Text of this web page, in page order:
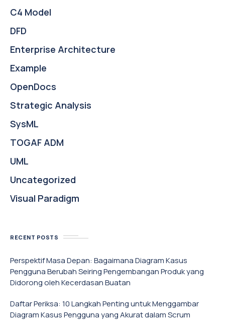
C4 Model
DFD
Enterprise Architecture
Example
OpenDocs
Strategic Analysis
SysML
TOGAF ADM
UML
Uncategorized
Visual Paradigm
RECENT POSTS
Perspektif Masa Depan: Bagaimana Diagram Kasus
Pengguna Berubah Seiring Pengembangan Produk yang
Didorong oleh Kecerdasan Buatan
Daftar Periksa: 10 Langkah Penting untuk Menggambar
Diagram Kasus Pengguna yang Akurat dalam Scrum